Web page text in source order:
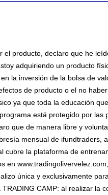
el producto, declaro que he
adquiriendo un producto
la inversión de la bolsa de
de producto o el no
ya que toda la educación
está protegido por las
que de manera libre y
mensual de ifundtraders,
cubre la plataforma de
en
única y exclusivamente
TRADING CAMP: al realizar